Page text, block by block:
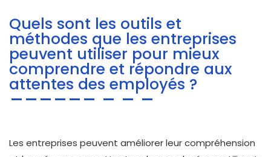
Quels sont les outils et
méthodes que les entreprises
peuvent utiliser pour mieux
comprendre et répondre aux
attentes des employés ?
Les entreprises peuvent améliorer leur compréhension